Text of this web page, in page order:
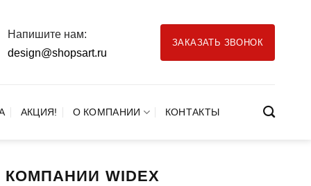
Напишите нам:
design@shopsart.ru
ЗАКАЗАТЬ ЗВОНОК
АКЦИЯ! О КОМПАНИИ КОНТАКТЫ
WIDEX